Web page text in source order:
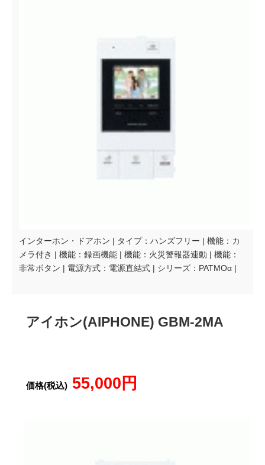
インターホン・ドアホン | タイプ：ハンズフリー | 機能：カ
メラ付き | 機能：録画機能 | 機能：火災警報器連動 | 機能：
非常ボタン | 電源方式：電源直結式 | シリーズ：PATMOα |
アイホン(AIPHONE) GBM-2MA
価格(税込)55,000円